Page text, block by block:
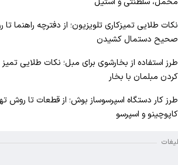
نکات طلایی تمیزکاری تلویزیون؛ از دفترچه راهنما
صحیح دستمال کشیدن
طرز استفاده از بخارشوی برای مبل؛ نکات طلایی تمیز
کردن مبلمان با بخار
طرز کار دستگاه اسپرسوساز بوش؛ از قطعات تا روش
کاپوچینو و اسپرسو